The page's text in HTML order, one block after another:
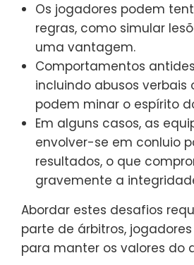
Os jogadores podem
regras, como simular
uma vantagem.
Comportamentos
incluindo abusos verbais
podem minar o espírito
Em alguns casos, as
envolver-se em conluio
resultados, o que
gravemente a
Abordar estes desafios
parte de árbitros,
para manter os valores do